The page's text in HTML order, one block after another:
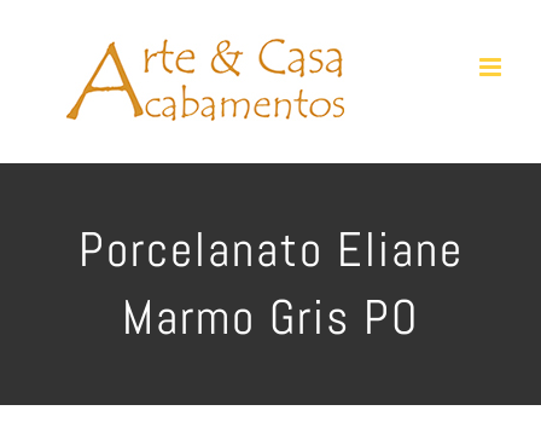
Porcelanato Eliane
Marmo Gris PO